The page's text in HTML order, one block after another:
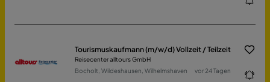
Tourismuskaufmann (m/w/d) Vollzeit / Teilzeit
Reisecenter alltours GmbH
Bocholt, Wildeshausen, Wilhelmshaven
vor 24 Tagen